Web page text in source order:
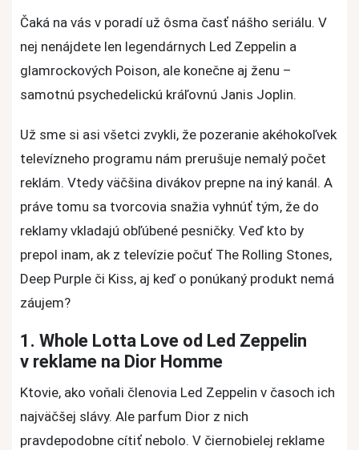
reklamách
–
8.
Čaká na vás v poradí už ôsma časť nášho seriálu. V
nej nenájdete len legendárnych Led Zeppelin a
glamrockových Poison, ale konečne aj ženu –
samotnú psychedelickú kráľovnú Janis Joplin.
Už sme si asi všetci zvykli, že pozeranie akéhokoľvek
televízneho programu nám prerušuje nemalý počet
reklám. Vtedy väčšina divákov prepne na iný kanál. A
práve tomu sa tvorcovia snažia vyhnúť tým, že do
reklamy vkladajú obľúbené pesničky. Veď kto by
prepol inam, ak z televízie počuť The Rolling Stones,
Deep Purple či Kiss, aj keď o ponúkaný produkt nemá
záujem?
1. Whole Lotta Love od Led Zeppelin
v reklame na Dior Homme
Ktovie, ako voňali členovia Led Zeppelin v časoch ich
najväčšej slávy. Ale parfum Dior z nich
pravdepodobne cítiť nebolo. V čiernobielej reklame